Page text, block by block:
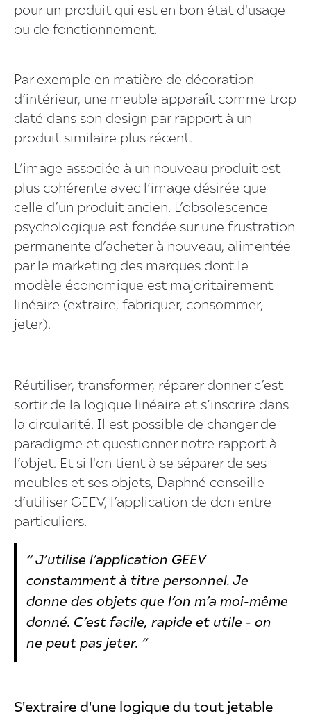
pour un produit qui est en bon état d'usage
ou de fonctionnement.
Par exemple en matière de décoration
d’intérieur, une meuble apparaît comme trop
daté dans son design par rapport à un
produit similaire plus récent.
L’image associée à un nouveau produit est
plus cohérente avec l’image désirée que
celle d’un produit ancien. L’obsolescence
psychologique est fondée sur une frustration
permanente d’acheter à nouveau, alimentée
par le marketing des marques dont le
modèle économique est majoritairement
linéaire (extraire, fabriquer, consommer,
jeter).
Réutiliser, transformer, réparer donner c’est
sortir de la logique linéaire et s’inscrire dans
la circularité. Il est possible de changer de
paradigme et questionner notre rapport à
l’objet. Et si l'on tient à se séparer de ses
meubles et ses objets, Daphné conseille
d’utiliser GEEV, l’application de don entre
particuliers.
“ J’utilise l’application GEEV
constamment à titre personnel. Je
donne des objets que l’on m’a moi-même
donné. C’est facile, rapide et utile - on
ne peut pas jeter. “
S'extraire d'une logique du tout jetable